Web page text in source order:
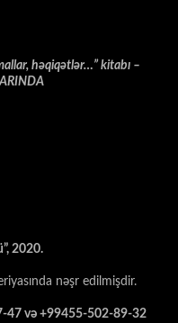
həqiqətlər…” kitabı –
2020.
nəşr edilmişdir.
47 və +99455-502-89-32